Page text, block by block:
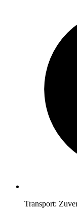
Transport: